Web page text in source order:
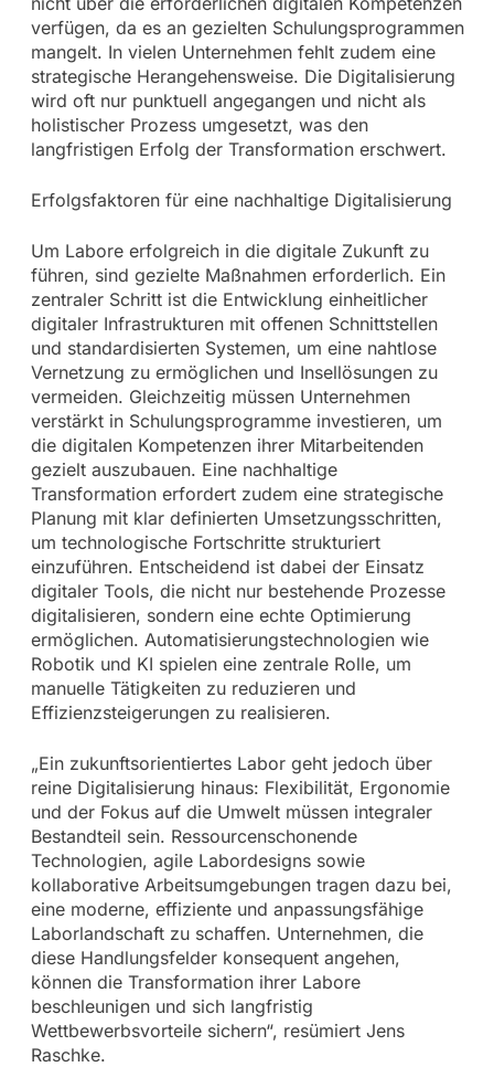
verfügen, da es an gezielten Schulungsprogrammen
mangelt. In vielen Unternehmen fehlt zudem eine
strategische Herangehensweise. Die Digitalisierung
wird oft nur punktuell angegangen und nicht als
holistischer Prozess umgesetzt, was den
langfristigen Erfolg der Transformation erschwert.
Erfolgsfaktoren für eine nachhaltige Digitalisierung
Um Labore erfolgreich in die digitale Zukunft zu
führen, sind gezielte Maßnahmen erforderlich. Ein
zentraler Schritt ist die Entwicklung einheitlicher
digitaler Infrastrukturen mit offenen Schnittstellen
und standardisierten Systemen, um eine nahtlose
Vernetzung zu ermöglichen und Insellösungen zu
vermeiden. Gleichzeitig müssen Unternehmen
verstärkt in Schulungsprogramme investieren, um
die digitalen Kompetenzen ihrer Mitarbeitenden
gezielt auszubauen. Eine nachhaltige
Transformation erfordert zudem eine strategische
Planung mit klar definierten Umsetzungsschritten,
um technologische Fortschritte strukturiert
einzuführen. Entscheidend ist dabei der Einsatz
digitaler Tools, die nicht nur bestehende Prozesse
digitalisieren, sondern eine echte Optimierung
ermöglichen. Automatisierungstechnologien wie
Robotik und KI spielen eine zentrale Rolle, um
manuelle Tätigkeiten zu reduzieren und
Effizienzsteigerungen zu realisieren.
„Ein zukunftsorientiertes Labor geht jedoch über
reine Digitalisierung hinaus: Flexibilität, Ergonomie
und der Fokus auf die Umwelt müssen integraler
Bestandteil sein. Ressourcenschonende
Technologien, agile Labordesigns sowie
kollaborative Arbeitsumgebungen tragen dazu bei,
eine moderne, effiziente und anpassungsfähige
Laborlandschaft zu schaffen. Unternehmen, die
diese Handlungsfelder konsequent angehen,
können die Transformation ihrer Labore
beschleunigen und sich langfristig
Wettbewerbsvorteile sichern“, resümiert Jens
Raschke.